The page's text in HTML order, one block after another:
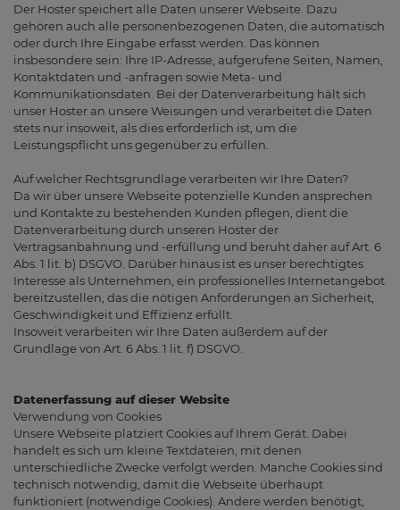
Der Hoster speichert alle Daten unserer Webseite. Dazu
gehören auch alle personenbezogenen Daten, die automatisch
oder durch Ihre Eingabe erfasst werden. Das können
insbesondere sein: Ihre IP-Adresse, aufgerufene Seiten, Namen,
Kontaktdaten und -anfragen sowie Meta- und
Kommunikationsdaten. Bei der Datenverarbeitung hält sich
unser Hoster an unsere Weisungen und verarbeitet die Daten
stets nur insoweit, als dies erforderlich ist, um die
Leistungspflicht uns gegenüber zu erfüllen.
Auf welcher Rechtsgrundlage verarbeiten wir Ihre Daten?
Da wir über unsere Webseite potenzielle Kunden ansprechen
und Kontakte zu bestehenden Kunden pflegen, dient die
Datenverarbeitung durch unseren Hoster der
Vertragsanbahnung und -erfüllung und beruht daher auf Art. 6
Abs. 1 lit. b) DSGVO. Darüber hinaus ist es unser berechtigtes
Interesse als Unternehmen, ein professionelles Internetangebot
bereitzustellen, das die nötigen Anforderungen an Sicherheit,
Geschwindigkeit und Effizienz erfüllt.
Insoweit verarbeiten wir Ihre Daten außerdem auf der
Grundlage von Art. 6 Abs. 1 lit. f) DSGVO.
Datenerfassung auf dieser Website
Verwendung von Cookies
Unsere Webseite platziert Cookies auf Ihrem Gerät. Dabei
handelt es sich um kleine Textdateien, mit denen
unterschiedliche Zwecke verfolgt werden. Manche Cookies sind
technisch notwendig, damit die Webseite überhaupt
funktioniert (notwendige Cookies). Andere werden benötigt,